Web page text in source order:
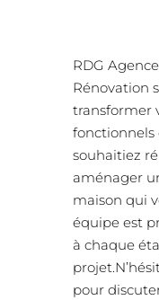
RDG
Rénovation
transformer
fonctionnels
souhaitiez
aménager
maison qui
équipe est
à chaque
pour